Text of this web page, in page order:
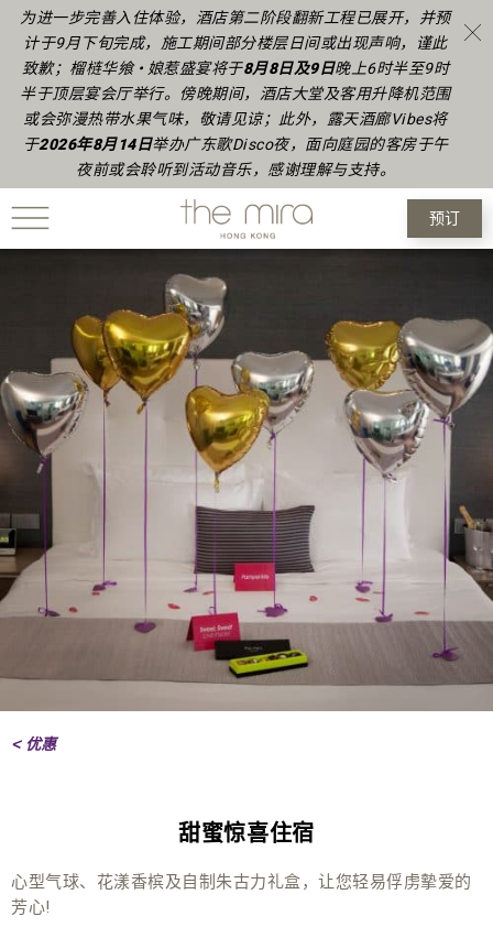
预订
< 优惠
甜蜜惊喜住宿
心型气球、花漾香槟及自制朱古力礼盒，让您轻易俘虏摰爱的
芳心!
为进一步完善入住体验，酒店第二阶段翻新工程已展开，并预
计于9月下旬完成，施工期间部分楼层日间或出现声响，谨此
致歉；榴梿华飨 • 娘惹盛宴将于8月8日及9日晚上6时半至9时
半于顶层宴会厅举行。傍晚期间，酒店大堂及客用升降机范围
或会弥漫热带水果气味，敬请见谅；此外，露天酒廊Vibes将
于2026年8月14日举办广东歌Disco夜，面向庭园的客房于午
夜前或会聆听到活动音乐，感谢理解与支持。